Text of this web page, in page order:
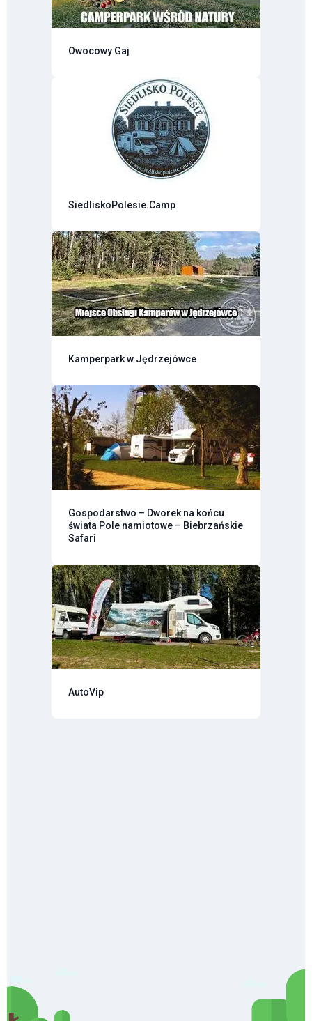
Owocowy Gaj
SiedliskoPolesie.Camp
Kamperpark w Jędrzejówce
Gospodarstwo – Dworek na końcu
świata Pole namiotowe – Biebrzańskie
Safari
AutoVip